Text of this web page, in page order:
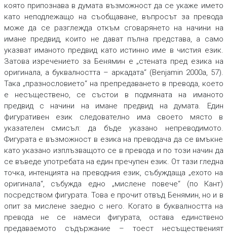
която припознава в думата възможност да се укаже името
като неподлежащо на съобщаване, въпросът за превода
може да се разглежда откъм сговарянето на начини на
имане предвид, които не дават пълна представа, а само
указват иманото предвид като истинно име в чистия език.
Затова изречението за Бенямин е „стената пред езика на
оригинала, а буквалността – аркадата“ (Benjamin 2000a, 57).
Така „празнословието“ на препредаването в превода, което
е несъществено, се състои в подмяната на иманото
предвид с начини на имане предвид на думата. Един
фигуративен език следователно има своето място в
указателен смисъл: да бъде указано непреводимото.
Фигурата е възможност в езика на преводача да се вмъкне
като указано изплъзващото се в превода и по този начин да
се въведе употребата на един пречупен език. От тази гледна
точка, интенцията на преводния език, събуждаща „ехото на
оригинала“, събужда едно „мислене повече“ (по Кант)
посредством фигурата. Това е прочит отвъд Бенямин, но и в
опит за мислене заедно с него. Когато в буквалността на
превода не се намеси фигурата, остава единствено
предаваемото съдържание – тоест несъщественият